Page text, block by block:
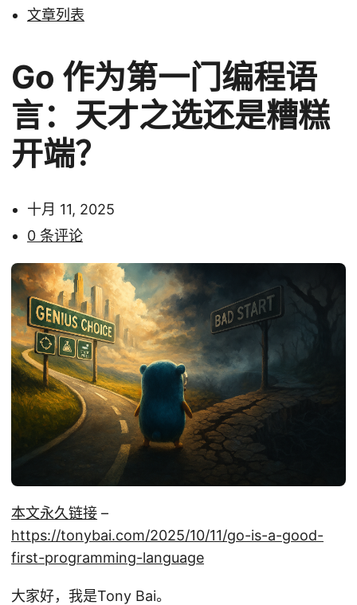
文章列表
Go 作为第一门编程语
言：天才之选还是糟糕
开端？
十月 11, 2025
0 条评论
本文永久链接 –
https://tonybai.com/2025/10/11/go-is-a-good-
first-programming-language
大家好，我是Tony Bai。